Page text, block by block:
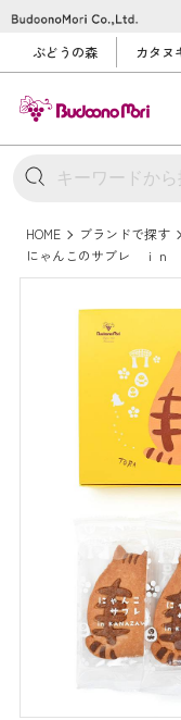
ぶどうの森 カタヌ
HOME ブランドで探す
にゃんこのサブレ ｉｎ